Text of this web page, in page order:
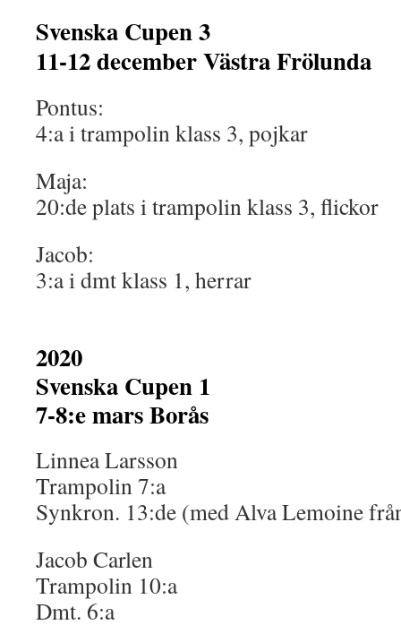
Svenska Cupen 3
11-12 december Västra Frölunda
Pontus:
4:a i trampolin klass 3, pojkar
Maja:
20:de plats i trampolin klass 3, flickor
Jacob:
3:a i dmt klass 1, herrar
2020
Svenska Cupen 1
7-8:e mars Borås
Linnea Larsson
Trampolin 7:a
Synkron. 13:de (med Alva Lemoine
Jacob Carlen
Trampolin 10:a
Dmt. 6:a